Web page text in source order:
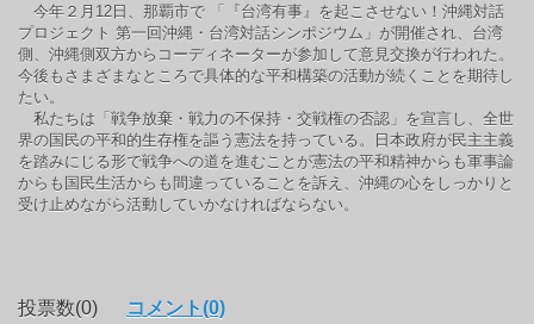
今年２月12日、那覇市で 「『台湾有事』を起こさせない！沖縄対話
プロジェクト 第一回沖縄・台湾対話シンポジウム」が開催され、台湾
側、沖縄側双方からコーディネーターが参加して意見交換が行われた。
今後もさまざまなところで具体的な平和構築の活動が続くことを期待し
たい。
私たちは「戦争放棄・戦力の不保持・交戦権の否認」を宣言し、全世
界の国民の平和的生存権を謳う憲法を持っている。日本政府が民主主義
を踏みにじる形で戦争への道を進むことが憲法の平和精神からも軍事論
からも国民生活からも間違っていることを訴え、沖縄の心をしっかりと
受け止めながら活動していかなければならない。
投票数(0) コメント(0)